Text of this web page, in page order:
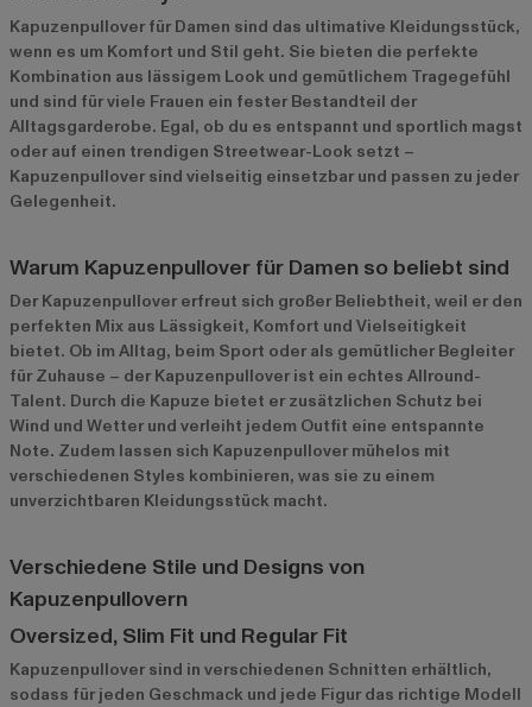
Kapuzenpullover für Damen sind das ultimative Kleidungsstück,
wenn es um Komfort und Stil geht. Sie bieten die perfekte
Kombination aus lässigem Look und gemütlichem Tragegefühl
und sind für viele Frauen ein fester Bestandteil der
Alltagsgarderobe. Egal, ob du es entspannt und sportlich magst
oder auf einen trendigen Streetwear-Look setzt –
Kapuzenpullover sind vielseitig einsetzbar und passen zu jeder
Gelegenheit.
Warum Kapuzenpullover für Damen so beliebt sind
Der Kapuzenpullover erfreut sich großer Beliebtheit, weil er den
perfekten Mix aus Lässigkeit, Komfort und Vielseitigkeit
bietet. Ob im Alltag, beim Sport oder als gemütlicher Begleiter
für Zuhause – der Kapuzenpullover ist ein echtes Allround-
Talent. Durch die Kapuze bietet er zusätzlichen Schutz bei
Wind und Wetter und verleiht jedem Outfit eine entspannte
Note. Zudem lassen sich Kapuzenpullover mühelos mit
verschiedenen Styles kombinieren, was sie zu einem
unverzichtbaren Kleidungsstück macht.
Verschiedene Stile und Designs von
Kapuzenpullovern
Oversized, Slim Fit und Regular Fit
Kapuzenpullover sind in verschiedenen Schnitten erhältlich,
sodass für jeden Geschmack und jede Figur das richtige Modell